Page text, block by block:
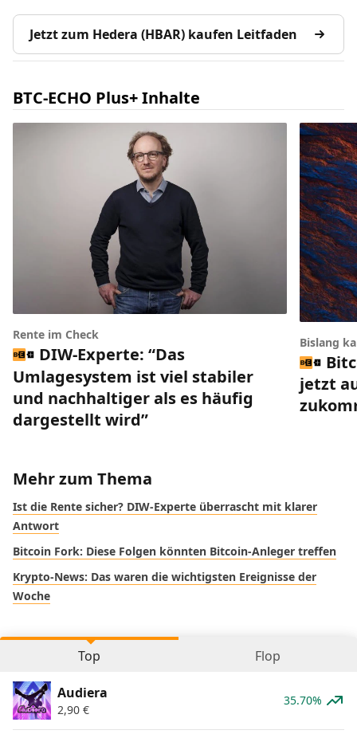
Jetzt zum Hedera (HBAR) kaufen Leitfaden
BTC-ECHO Plus+ Inhalte
Rente im Check
DIW-Experte: “Das
Umlagesystem ist viel stabiler
und nachhaltiger als es häufig
dargestellt wird”
Bislang
jetzt
Mehr zum Thema
Ist die Rente sicher? DIW-Experte überrascht mit klarer
Antwort
Bitcoin Fork: Diese Folgen könnten Bitcoin-Anleger treffen
Krypto-News: Das waren die wichtigsten Ereignisse der
Woche
Top Flop
Audiera
2,90 €
35.70%